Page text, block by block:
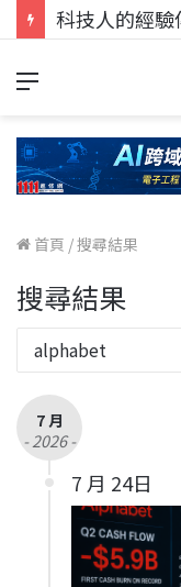
首頁 /搜尋結果
搜尋結果
7 月
- 2026 -
7 月 24日